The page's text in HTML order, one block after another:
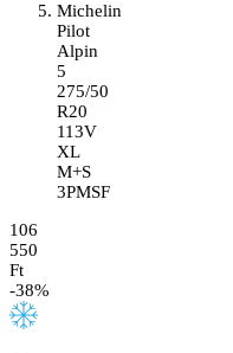
Michelin
Pilot
Alpin
5
275/50
R20
113V
XL
M+S
3PMSF
106
550
Ft
-38%